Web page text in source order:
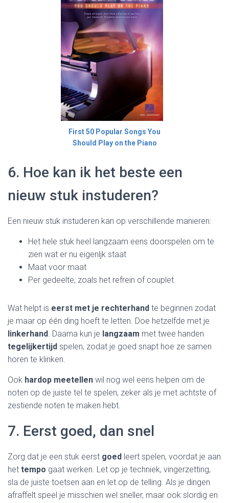
First 50 Popular Songs You
Should Play on the Piano
6. Hoe kan ik het beste een
nieuw stuk instuderen?
Een nieuw stuk instuderen kan op verschillende manieren:
Het hele stuk heel langzaam eens doorspelen om te
zien wat er nu eigenljk staat
Maat voor maat
Per gedeelte, zoals het refrein of couplet
Wat helpt is eerst met je rechterhand te beginnen zodat
je maar op één ding hoeft te letten. Doe hetzelfde met je
linkerhand. Daarna kun je langzaam met twee handen
tegelijkertijd spelen, zodat je goed snapt hoe ze samen
horen te klinken.
Ook hardop meetellen wil nog wel eens helpen om de
noten op de juiste tel te spelen, zeker als je met achtste of
zestiende noten te maken hebt.
7. Eerst goed, dan snel
Zorg dat je een stuk eerst goed leert spelen, voordat je aan
het tempo gaat werken. Let op je techniek, vingerzetting,
sla de juiste toetsen aan en let op de telling. Als je dingen
afraffelt speel je misschien wel sneller, maar ook slordig en